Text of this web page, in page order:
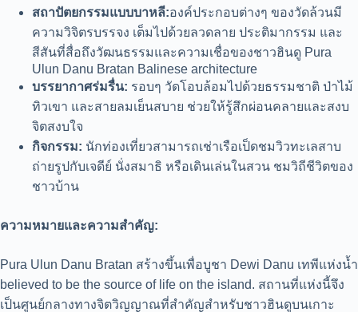
สถาปัตยกรรมแบบบาหลี:องค์ประกอบต่างๆ ของวัดล้วนมี
ความวิจิตรบรรจง เต็มไปด้วยลวดลาย ประติมากรรม และ
สีสันที่สื่อถึงวัฒนธรรมและความเชื่อของชาวฮินดู Pura
Ulun Danu Bratan Balinese architecture
บรรยากาศร่มรื่น: รอบๆ วัดโอบล้อมไปด้วยธรรมชาติ ป่าไม้
ทิวเขา และสายลมเย็นสบาย ช่วยให้รู้สึกผ่อนคลายและสงบ
จิตสงบใจ
กิจกรรม: นักท่องเที่ยวสามารถเช่าเรือเป็ดชมวิวทะเลสาบ
ถ่ายรูปกับเจดีย์ นั่งสมาธิ หรือเดินเล่นในสวน ชมวิถีชีวิตของ
ชาวบ้าน
ความหมายและความสำคัญ:
Pura Ulun Danu Bratan สร้างขึ้นเพื่อบูชา Dewi Danu เทพีแห่งน้ำ
believed to be the source of life on the island. สถานที่แห่งนี้จึง
เป็นศูนย์กลางทางจิตวิญญาณที่สำคัญสำหรับชาวฮินดูบนเกาะ